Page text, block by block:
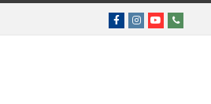
FacebookInstagramYouTubeTeléfonos
de